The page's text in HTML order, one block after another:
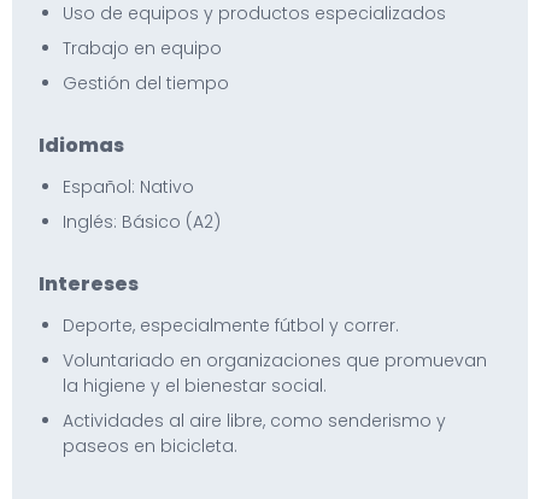
Uso de equipos y productos especializados
Trabajo en equipo
Gestión del tiempo
Idiomas
Español: Nativo
Inglés: Básico (A2)
Intereses
Deporte, especialmente fútbol y correr.
Voluntariado en organizaciones que promuevan
la higiene y el bienestar social.
Actividades al aire libre, como senderismo y
paseos en bicicleta.